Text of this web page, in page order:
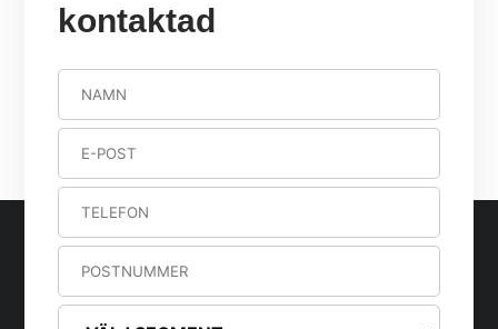
kontaktad